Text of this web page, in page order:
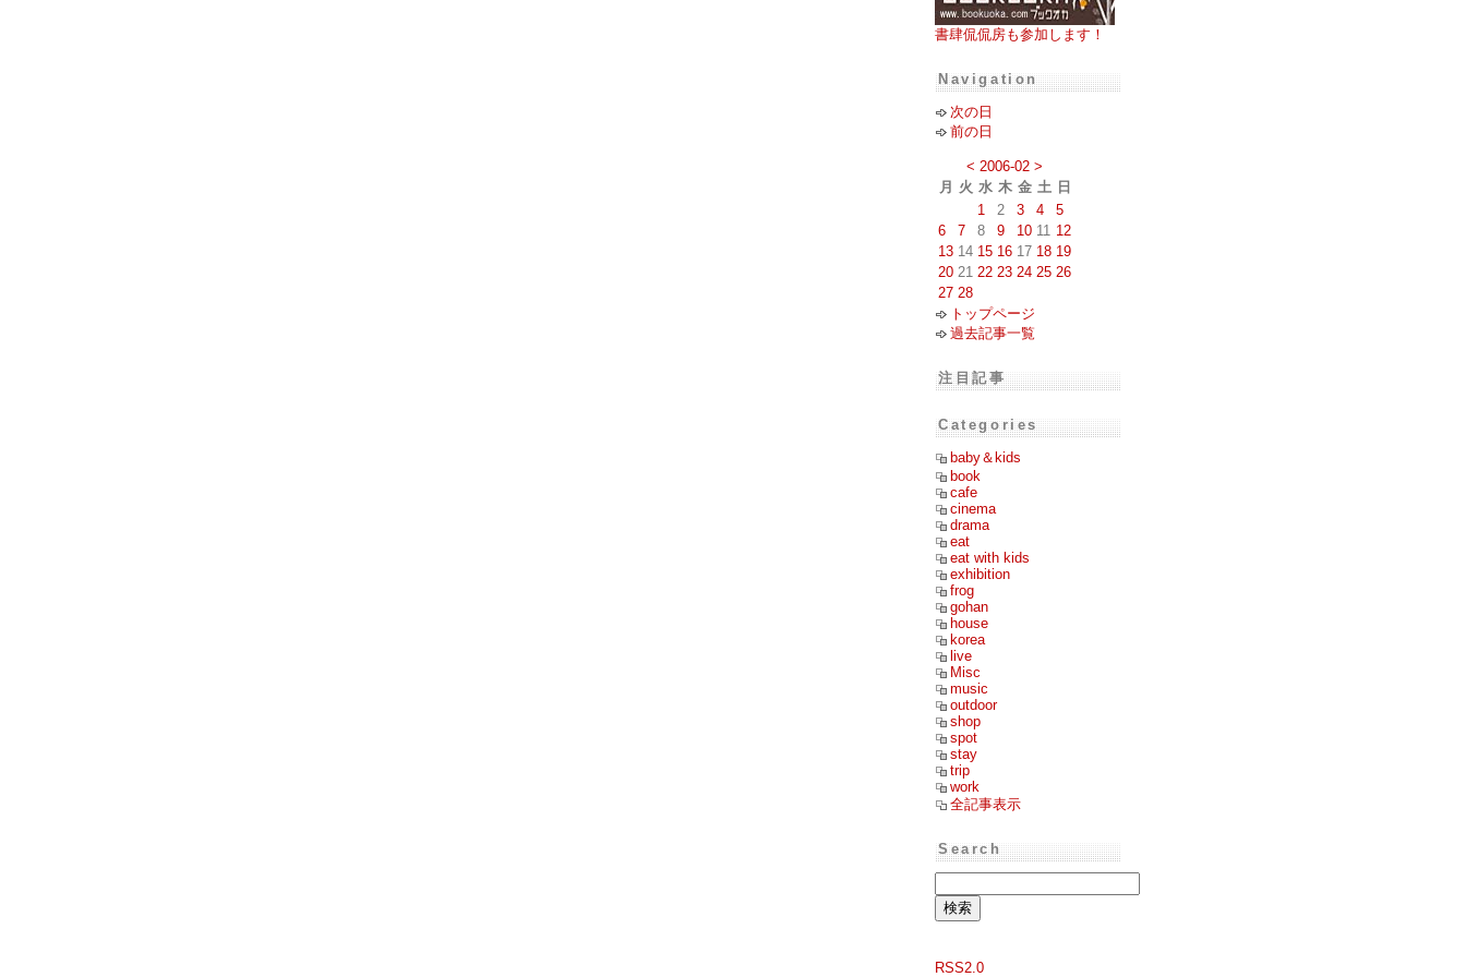
書肆侃侃房も参加します！
Navigation
次の日
前の日
< 2006-02 >
月
火 水 木 金 土 日
1
2 3 4
5
6
7 8 9 10 11 12
13 14 15 16 17 18 19
20 21 22 23 24 25 26
27 28
トップページ
過去記事一覧
注目記事
Categories
baby＆kids
book
cafe
cinema
drama
eat
eat with kids
exhibition
frog
gohan
house
korea
live
Misc
music
outdoor
shop
spot
stay
trip
work
全記事表示
Search
RSS2.0